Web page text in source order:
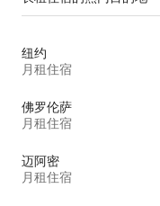
纽约
月租住宿
佛罗伦萨
月租住宿
迈阿密
月租住宿